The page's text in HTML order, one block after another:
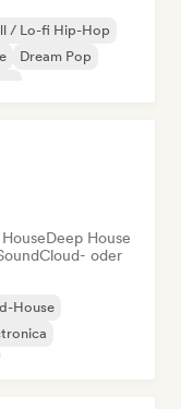
/ Lo-fi Hip-Hop
Dream Pop
Deep House
oder
House